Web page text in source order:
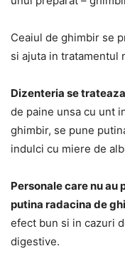
Ceaiul de ghimbir se
si ajuta in tratamentul
Dizenteria se
de paine unsa cu unt
ghimbir, se pune
indulci cu miere de
Personale care nu au
putina radacina de
efect bun si in cazuri
digestive.